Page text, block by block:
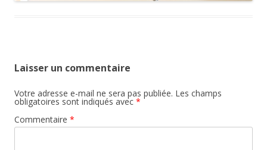
Laisser un commentaire
Votre adresse e-mail ne sera pas publiée. Les champs
obligatoires sont indiqués avec *
Commentaire *